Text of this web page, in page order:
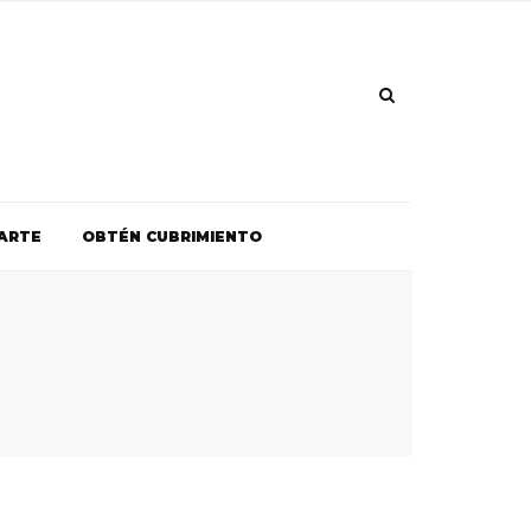
OBTÉN CUBRIMIENTO